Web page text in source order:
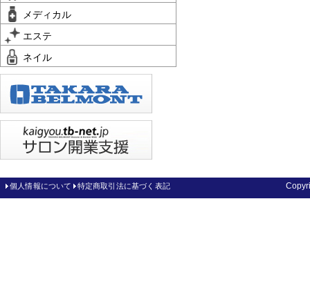
メディカル
エステ
ネイル
個人情報について 特定商取引法に基づく表記